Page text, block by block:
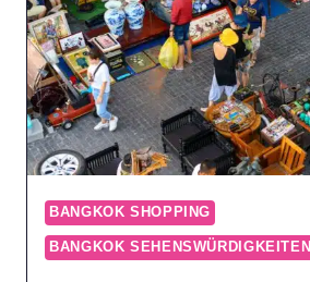
STADT
BANGKOK SHOPPING
BANGKOK SEHENSWÜRDIGKEITEN